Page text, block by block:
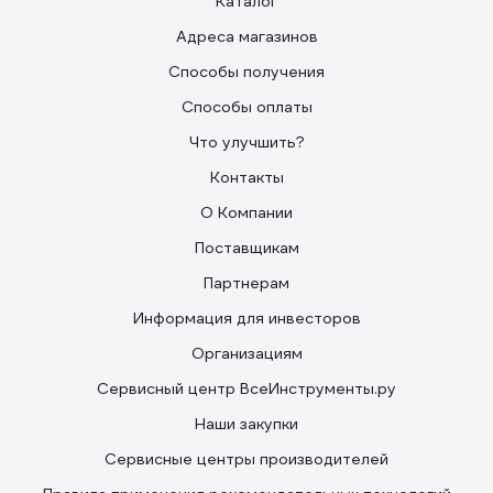
Адреса магазинов
Способы получения
Способы оплаты
Что улучшить?
Контакты
О Компании
Поставщикам
Партнерам
Информация для инвесторов
Организациям
Сервисный центр ВсеИнструменты.ру
Наши закупки
Сервисные центры производителей